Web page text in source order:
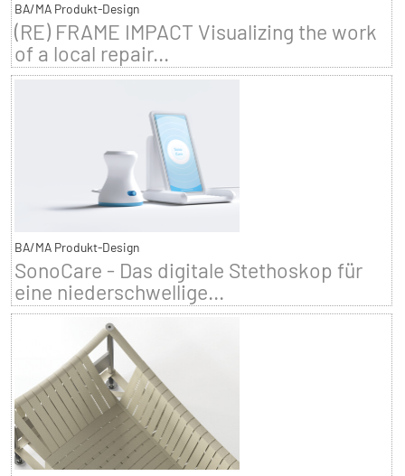
BA/MA Produkt-Design
(RE) FRAME IMPACT Visualizing the work
of a local repair...
BA/MA Produkt-Design
SonoCare - Das digitale Stethoskop für
eine niederschwellige...